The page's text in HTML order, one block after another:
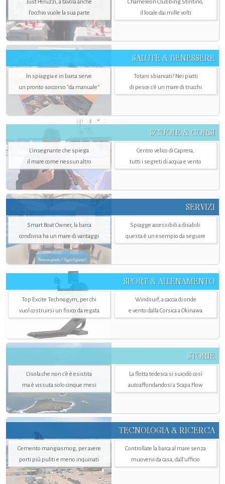
Just Peruzzi, a tavola anche
l’occhio vuole la sua parte
Chameleon Clubbing Stintino,
il locale dai mille volti
SALUTE & BENESSERE
In spiaggia e in barca serve
un pronto soccorso "da manuale"
Totani sbiancati? Nei piatti
di pesce c'è un mare di trucchi
SCUOLE & CORSI
L'insegnante che spiega
il mare come nessun altro
Centro velico di Caprera,
tutti i segreti di acqua e vento
SERVIZI
Smart Boat Owner, la barca
condivisa ha un mare di vantaggi
Spiagge accessibili a disabili:
questa è un esempio da seguire
SPORT & ALLENAMENTO
Top Excite Technogym, per chi
vuol costruirsi un fisico da regata
Windsurf, a caccia di onde
e vento dalla Corsica a Okinawa
STORIE
L’isola che non c'è è esistita
ma è vissuta solo cinque mesi
La flotta tedesca si suicidò così
autoaffondandosi a Scapa Flow
TECNOLOGIA & RICERCA
Cemento mangiasmog, per avere
porti più puliti e meno inquinati
Controllate la barca al mare senza
muovervi da casa, dall’ufficio